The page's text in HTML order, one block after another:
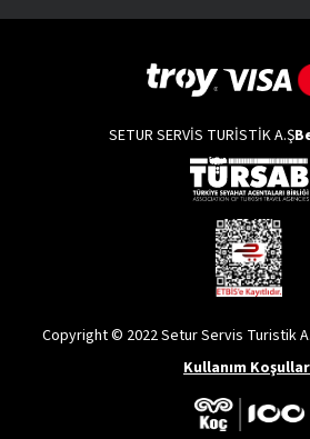
SETUR SERVİS TURİSTİK A.Ş
Copyright © 2022 Setur Servis Turistik
Kullanım